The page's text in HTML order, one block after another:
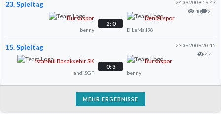
23. Spieltag
24.09.2009 19:47
40
2
Bursaspor
benny
2 : 0
Denizlispor
DiLeMa198
15. Spieltag
23.09.2009 20:15
47
Istanbul Basaksehir SK
andi.SGF
0 : 3
Bursaspor
benny
MEHR ERGEBNISSE